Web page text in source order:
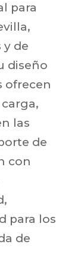
para
y de
diseño
ofrecen
las
de
con
para los
de